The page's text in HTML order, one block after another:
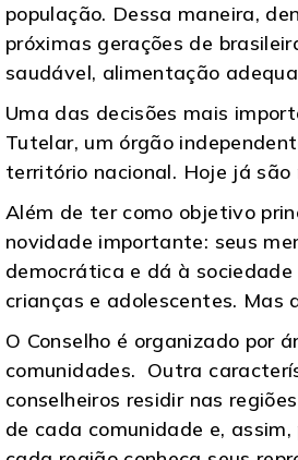
população. Dessa maneira,
próximas gerações de
saudável, alimentação
Uma das decisões mais
Tutelar, um órgão
território nacional. Hoje já
Além de ter como objetivo
novidade importante: seus
democrática e dá à
crianças e adolescentes.
O Conselho é organizado por
comunidades. Outra
conselheiros residir nas
de cada comunidade e,